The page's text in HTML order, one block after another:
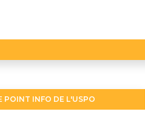
POINT INFO DE L'USPO